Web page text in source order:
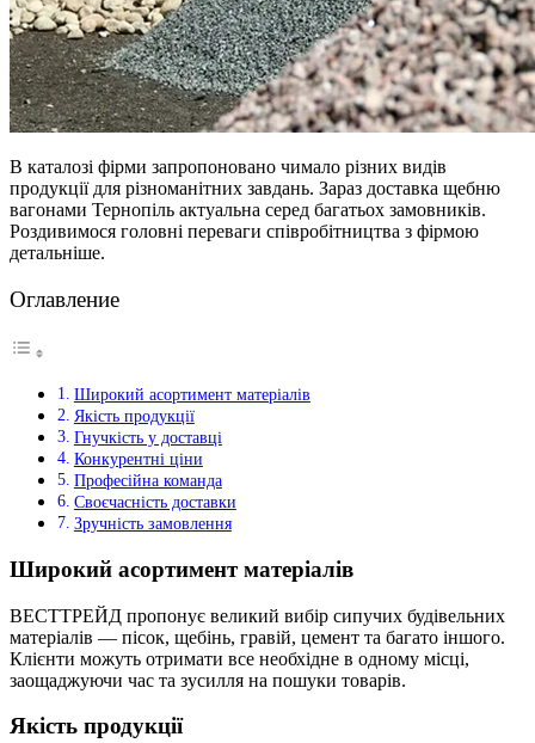
В каталозі фірми запропоновано чимало різних видів
продукції для різноманітних завдань. Зараз доставка щебню
вагонами Тернопіль актуальна серед багатьох замовників.
Роздивимося головні переваги співробітництва з фірмою
детальніше.
Оглавление
Широкий асортимент матеріалів
Якість продукції
Гнучкість у доставці
Конкурентні ціни
Професійна команда
Своєчасність доставки
Зручність замовлення
Широкий асортимент матеріалів
ВЕСТТРЕЙД пропонує великий вибір сипучих будівельних
матеріалів — пісок, щебінь, гравій, цемент та багато іншого.
Клієнти можуть отримати все необхідне в одному місці,
заощаджуючи час та зусилля на пошуки товарів.
Якість продукції